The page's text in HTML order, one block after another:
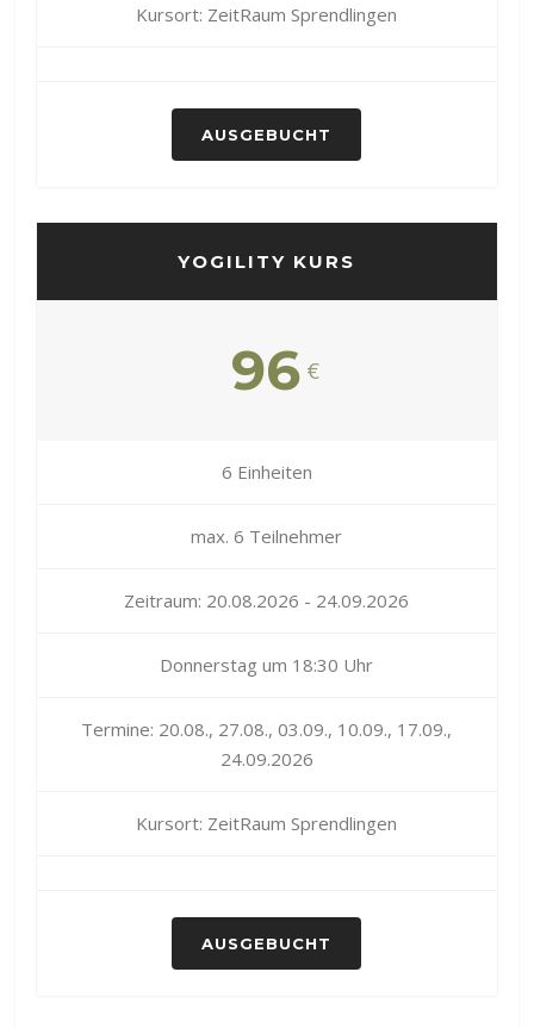
Kursort: ZeitRaum Sprendlingen
AUSGEBUCHT
YOGILITY KURS
96 €
6 Einheiten
max. 6 Teilnehmer
Zeitraum: 20.08.2026 - 24.09.2026
Donnerstag um 18:30 Uhr
Termine: 20.08., 27.08., 03.09., 10.09., 17.09.,
24.09.2026
Kursort: ZeitRaum Sprendlingen
AUSGEBUCHT